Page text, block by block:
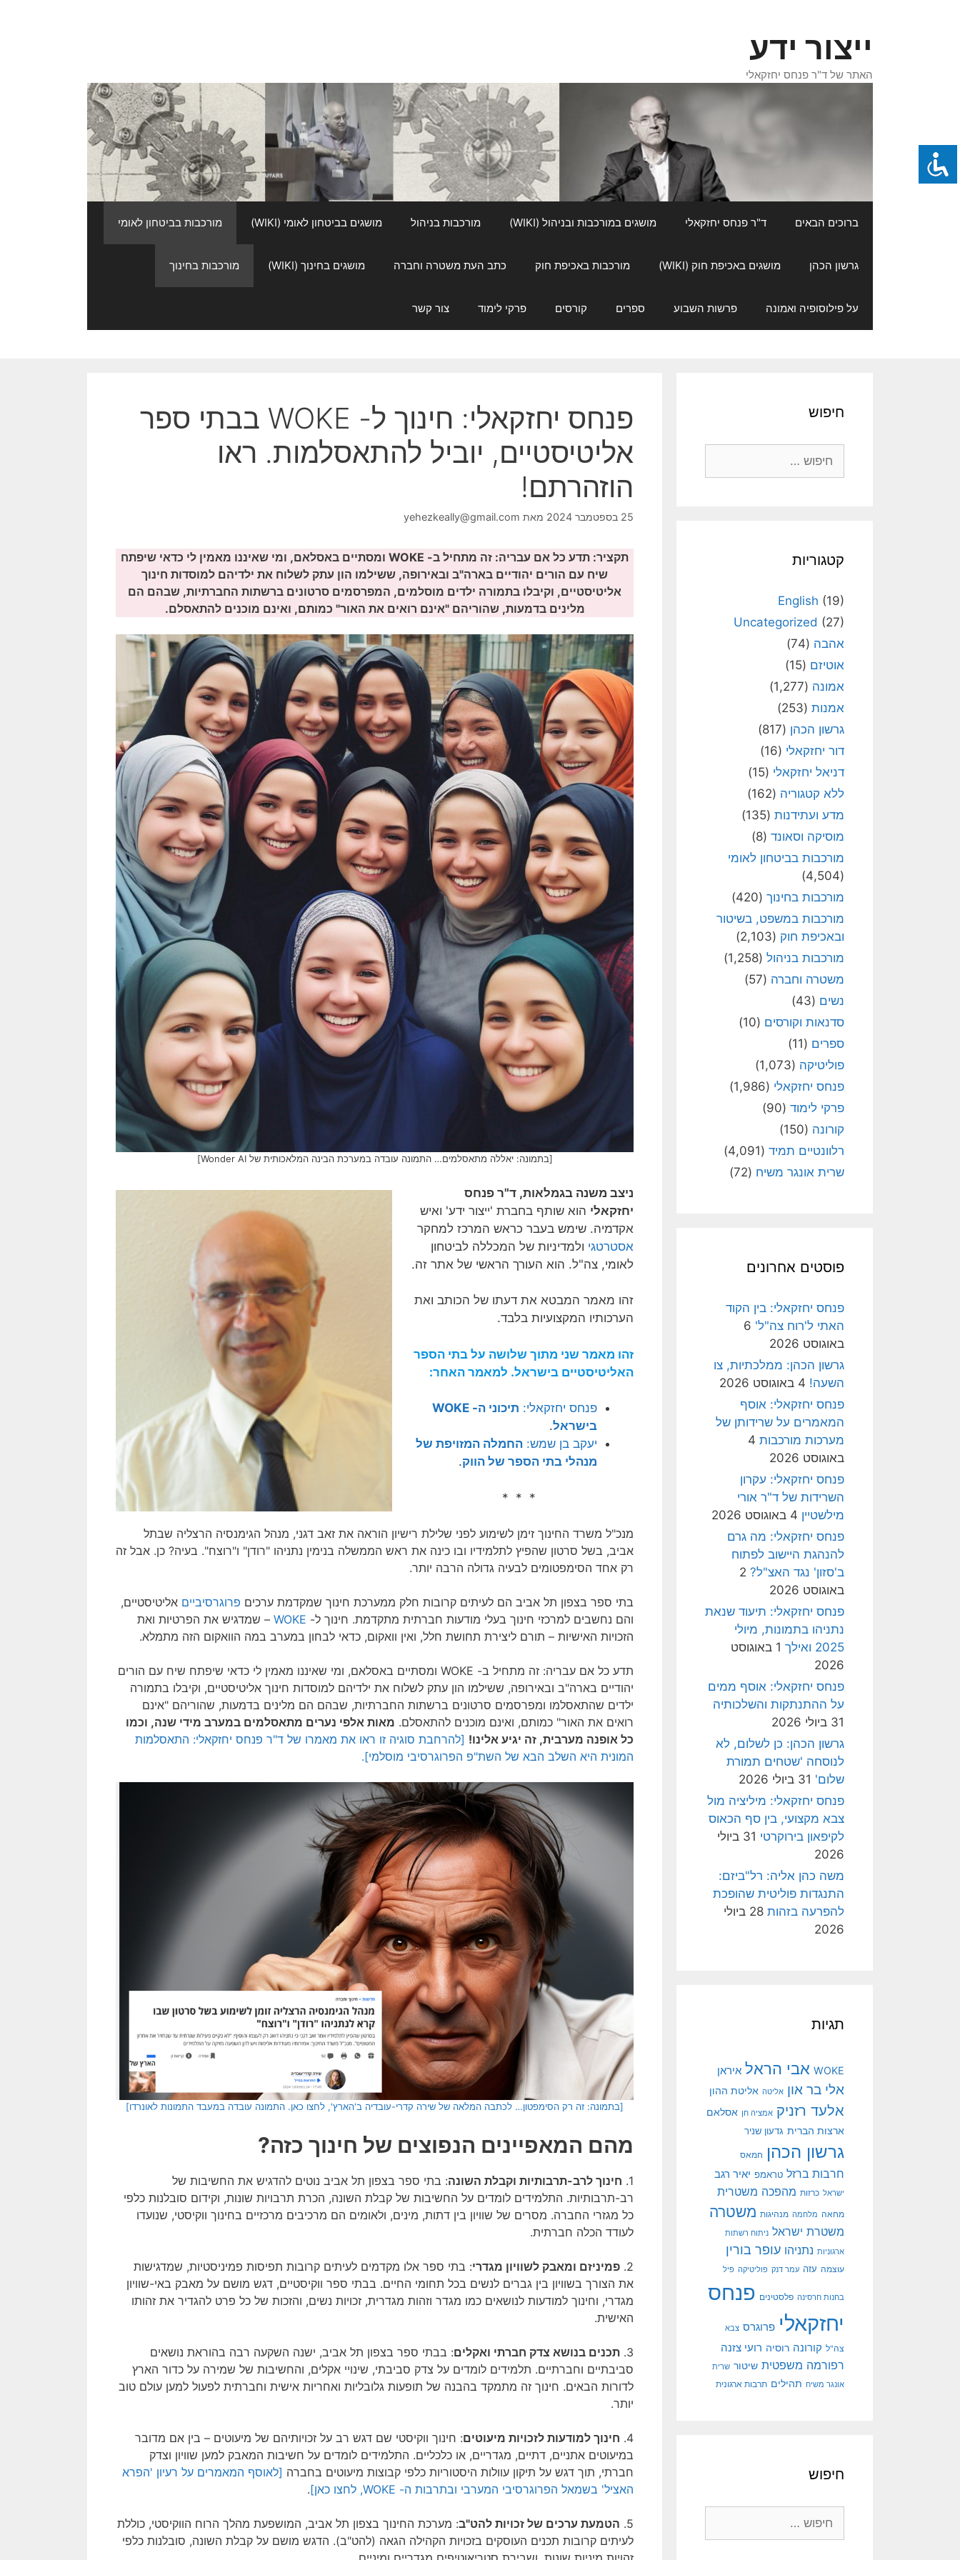
ייצור ידע
האתר של ד"ר פנחס יחזקאלי
ברוכים הבאים ד"ר פנחס יחזקאלי מושגים במורכבות ובניהול (WIKI) מורכבות בניהול מושגים בביטחון לאומי (WIKI) מורכבות בביטחון לאומי
גרשון הכהן מושגים באכיפת חוק (WIKI) מורכבות באכיפת חוק כתב העת משטרה וחברה מושגים בחינוך (WIKI) מורכבות בחינוך
על פילוסופיה ואמונה פרשות השבוע ספרים קורסים פרקי לימוד צור קשר
פנחס יחזקאלי: חינוך ל- WOKE בבתי ספר
אליטיסטיים, יוביל להתאסלמות. ראו
הוזהרתם!
25 בספטמבר 2024 מאת yehezkeally@gmail.com
תקציר: תדע כל אם עבריה: זה מתחיל ב- WOKE ומסתיים באסלאם, ומי שאיננו מאמין לי כדאי שיפתח
שיח עם הורים יהודיים בארה"ב ובאירופה, ששילמו הון עתק לשלוח את ילדיהם למוסדות חינוך
אליטיסטיים, וקיבלו בתמורה ילדים מוסלמים, המפרסמים סרטונים ברשתות החברתיות, שבהם הם
מלינים בדמעות, שהוריהם "אינם רואים את האור" כמותם, ואינם מוכנים להתאסלם.
[בתמונה: יאללה מתאסלמים… התמונה עובדה במערכת הבינה המלאכותית של Wonder AI]
ניצב משנה בגמלאות, ד"ר פנחס
יחזקאלי הוא שותף בחברת 'ייצור ידע' ואיש
אקדמיה. שימש בעבר כראש המרכז למחקר
אסטרטגי ולמדיניות של המכללה לביטחון
לאומי, צה"ל. הוא העורך הראשי של אתר זה.
זהו מאמר המבטא את דעתו של הכותב ואת
הערכותיו המקצועיות בלבד.
זהו מאמר שני מתוך שלושה על בתי הספר
האליטיסטיים בישראל. למאמר האחר:
פנחס יחזקאלי:
תיכוני ה- WOKE
בישראל.
יעקב בן שמש: החמלה המזויפת של
מנהלי בתי הספר של הווק.
* * *
מנכ"ל משרד החינוך זימן לשימוע לפני שלילת רישיון הוראה את זאב דגני, מנהל הגימנסיה הרצליה שבתל
אביב, בשל סרטון שהפיץ לתלמידיו ובו כינה את ראש הממשלה בנימין נתניהו "רודן" ו"רוצח". בעיה? כן. אבל זה
רק אחד הסימפטומים לבעיה גדולה הרבה יותר.
בתי ספר בצפון תל אביב הם לעיתים קרובות חלק ממערכת חינוך שמקדמת ערכים פרוגרסיביים אליטיסטיים,
והם נחשבים למרכזי חינוך בעלי מודעות חברתית מתקדמת. חינוך ל- WOKE – שמדגיש את הפרטיות ואת
הזכויות האישיות – תורם ליצירת תחושת חלל, ואין וואקום, כדאי לבחון במערב במה הוואקום הזה מתמלא.
תדע כל אם עבריה: זה מתחיל ב- WOKE ומסתיים באסלאם, ומי שאיננו מאמין לי כדאי שיפתח שיח עם הורים
יהודיים בארה"ב ובאירופה, ששילמו הון עתק לשלוח את ילדיהם למוסדות חינוך אליטיסטיים, וקיבלו בתמורה
ילדים שהתאסלמו ומפרסמים סרטונים ברשתות החברתיות, שבהם הם מלינים בדמעות, שהוריהם "אינם
רואים את האור" כמותם, ואינם מוכנים להתאסלם. מאות אלפי נערים מתאסלמים במערב מידי שנה, וכמו
כל אופנה מערבית, זה יגיע אלינו! [להרחבת סוגיה זו ראו את מאמרו של ד"ר פנחס יחזקאלי: התאסלמות
המונית היא השלב הבא של השת"פ הפרוגרסיבי מוסלמי].
[בתמונה: זה רק הסימפטון… לכתבה המלאה של שירה קדרי-עובדיה ב'הארץ', לחצו כאן. התמונה עובדה במעבד התמונות לאונרדו]
מהם המאפיינים הנפוצים של חינוך כזה?
1. חינוך לרב-תרבותיות וקבלת השונה: בתי ספר בצפון תל אביב נוטים להדגיש את החשיבות של
רב-תרבותיות. התלמידים לומדים על החשיבות של קבלת השונה, הכרת תרבויות שונות, וקידום סובלנות כלפי
כל מגזרי החברה. מסרים של שוויון בין דתות, מינים, ולאומים הם מרכיבים מרכזיים בחינוך ווקיסטי, שנועדו
לעודד הכלה חברתית.
2. פמיניזם ומאבק לשוויון מגדרי: בתי ספר אלו מקדמים לעיתים קרובות תפיסות פמיניסטיות, שמדגישות
את הצורך בשוויון בין גברים לנשים בכל תחומי החיים. בבתי ספר ווקיסטיים, דגש מושם על מאבק באי-שוויון
מגדרי, וחינוך למודעות לנושאים כמו מגדר וזהות מגדרית, זכויות נשים, והזכות של כל פרט להגדיר את זהותו
האישית.
3. תכנים בנושא צדק חברתי ואקלים: בבתי ספר בצפון תל אביב, ישנה השקעה רבה בהוראת נושאים
סביבתיים וחברתיים. תלמידים לומדים על צדק סביבתי, שינויי אקלים, והחשיבות של שמירה על כדור הארץ
לדורות הבאים. חינוך זה מתמקד בהבנה של תופעות גלובליות ואחריות אישית וחברתית לפעול למען עולם טוב
יותר.
4. חינוך למודעות לזכויות מיעוטים: חינוך ווקיסטי שם דגש רב על זכויותיהם של מיעוטים – בין אם מדובר
במיעוטים אתניים, דתיים, מגדריים, או כלכליים. התלמידים לומדים על חשיבות המאבק למען שוויון וצדק
חברתי, תוך דגש על תיקון עוולות היסטוריות כלפי קבוצות מיעוטים בחברה [לאוסף המאמרים על רעיון 'הפרא
האציל' בשמאל הפרוגרסיבי המערבי ובתרבות ה- WOKE, לחצו כאן]
.
5. הטמעת ערכים של זכויות להט"ב: מערכת החינוך בצפון תל אביב, המושפעת מהלך הרוח הווקיסטי, כוללת
לעיתים קרובות תכנים העוסקים בזכויות הקהילה הגאה (להט"ב). הדגש מושם על קבלת השונה, סובלנות כלפי
חיפוש
קטגוריות
English (19)
Uncategorized (27)
אהבה (74)
אוטיזם (15)
אמונה (1,277)
אמנות (253)
גרשון הכהן (817)
דור יחזקאלי (16)
דניאל יחזקאלי (15)
ללא קטגוריה (162)
מדע ועתידנות (135)
מוסיקה וסאונד (8)
מורכבות בביטחון לאומי
(4,504)
מורכבות בחינוך (420)
מורכבות במשפט, בשיטור
ובאכיפת חוק (2,103)
מורכבות בניהול (1,258)
משטרה וחברה (57)
נשים (43)
סדנאות וקורסים (10)
ספרים (11)
פוליטיקה (1,073)
פנחס יחזקאלי (1,986)
פרקי לימוד (90)
קורונה (150)
רלוונטיים תמיד (4,091)
שרית אונגר משיח (72)
פוסטים אחרונים
פנחס יחזקאלי: בין הקוד
האתי ל'רוח צה"ל' 6
באוגוסט 2026
גרשון הכהן: ממלכתיות, צו
השעה! 4 באוגוסט 2026
פנחס יחזקאלי: אוסף
המאמרים על שרידותן של
מערכות מורכבות 4
באוגוסט 2026
פנחס יחזקאלי: עקרון
השרידות של ד"ר אורי
מילשטיין 4 באוגוסט 2026
פנחס יחזקאלי: מה גרם
להנהגת היישוב לפתוח
ב'סזון' נגד האצ"ל? 2
באוגוסט 2026
פנחס יחזקאלי: תיעוד שנאת
נתניהו בתמונות, מיולי
2025 ואילך
1 באוגוסט
2026
פנחס יחזקאלי: אוסף ממים
על ההתנתקות והשלכותיה
31 ביולי 2026
גרשון הכהן: כן לשלום, לא
לנוסחה 'שטחים תמורת
שלום' 31 ביולי 2026
פנחס יחזקאלי: מיליציה מול
צבא מקצועי, בין סף הכאוס
לקיפאון בירוקרטי
31 ביולי
2026
משה כהן אליה: רל"ביזם:
התנגדות פוליטית שהופכת
להפרעה בזהות
28 ביולי
2026
תגיות
WOKE אבי הראל איראן
אלי בר און אליטה אליטת ההון
אלעד רזניק אמציה חן אסלאם
ארצות הברית גדעון שניר
גרשון הכהן חמאס
חרבות ברזל טראמפ יאיר רגב
ישראל כרזות מהפכה משטרית
מחאה מלחמה מנהיגות משטרה
משטרת ישראל ניתוח רשתות
ארגוניות נתניהו עופר בורין
עוצמה עזה עמר דנק פוליטיקה פיל
בחנות חרסינה פלסטינים פנחס
יחזקאלי פרוגרס צבא
צה"ל קורונה רוסיה רועי צזנה
רפורמה משפטית שיטור שרית
אונגר משיח תהילים תרבות ארגונית
חיפוש